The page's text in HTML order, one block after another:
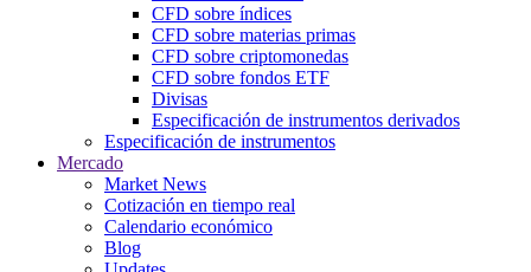
CFD sobre índices
CFD sobre materias primas
CFD sobre criptomonedas
CFD sobre fondos ETF
Divisas
Especificación de instrumentos derivados
Especificación de instrumentos
Mercado
Market News
Cotización en tiempo real
Calendario económico
Blog